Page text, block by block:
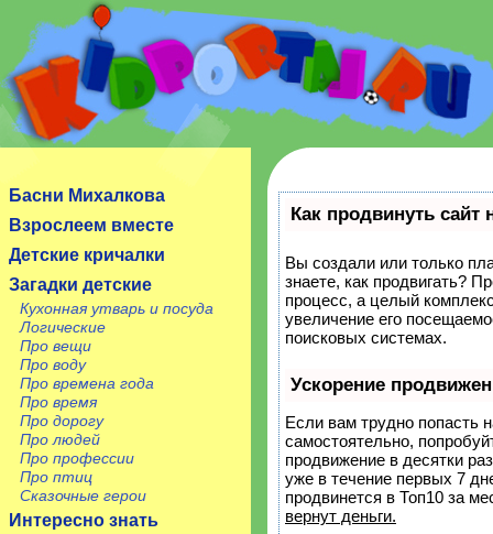
Сайт посвящен детям, их родителям, учителям и
Басни Михалкова
Взрослеем вместе
Детские кричалки
Загадки детские
Кухонная утварь и посуда
Логические
Про вещи
Про воду
Про времена года
Про время
Про дорогу
Про людей
Про профессии
Про птиц
Сказочные герои
Интересно знать
Как продвинуть сайт
Вы создали или только
знаете, как продвигать?
процесс, а целый
увеличение его
поисковых системах.
Ускорение
Если вам трудно попасть
самостоятельно,
продвижение в десятки
уже в течение первых 7
продвинется в Топ10 за
вернут деньги.